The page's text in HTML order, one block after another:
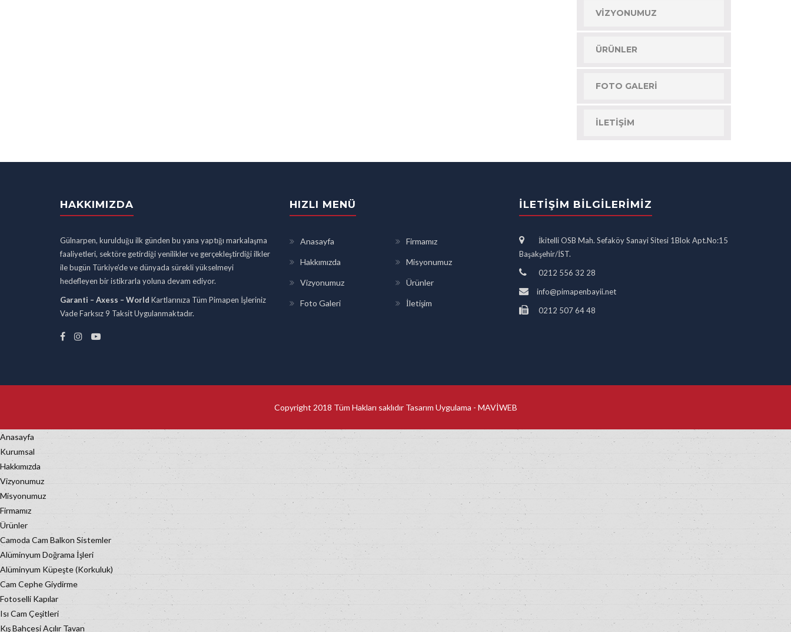
VIZYONUMUZ
ÜRÜNLER
FOTO GALERI
İLETIŞIM
HAKKIMIZDA
Gülnarpen, kurulduğu ilk günden bu yana yaptığı markalaşma
faaliyetleri, sektöre getirdiği yenilikler ve gerçekleştirdiği ilkler
ile bugün Türkiye’de ve dünyada sürekli yükselmeyi
hedefleyen bir istikrarla yoluna devam ediyor.
Garanti – Axess – World Kartlarınıza Tüm Pimapen İşleriniz
Vade Farksız 9 Taksit Uygulanmaktadır.
HIZLI MENÜ
Anasayfa Firmamız
Hakkımızda Misyonumuz
Vizyonumuz Ürünler
Foto Galeri İletişim
İLETIŞIM BILGILERIMIZ
İkitelli OSB Mah. Sefaköy Sanayi Sitesi 1Blok Apt.No:15
Başakşehir/İST.
0212 556 32 28
info@pimapenbayii.net
0212 507 64 48
Copyright 2018 Tüm Hakları saklıdır Tasarım Uygulama - MAVİWEB
Anasayfa
Kurumsal
Hakkımızda
Vizyonumuz
Misyonumuz
Firmamız
Ürünler
Camoda Cam Balkon Sistemler
Alüminyum Doğrama İşleri
Alüminyum Küpeşte (Korkuluk)
Cam Cephe Giydirme
Fotoselli Kapılar
Isı Cam Çeşitleri
Kış Bahçesi Açılır Tavan